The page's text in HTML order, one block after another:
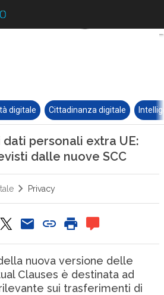
digitale Cittadinanza digitale
personali extra UE:
dalle nuove SCC
Privacy
nuova versione delle
Clauses è destinata ad
sui trasferimenti di